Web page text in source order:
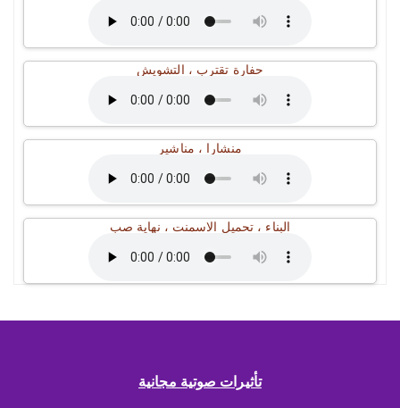
حفارة تقترب ، التشويش
منشارا ، مناشير
البناء ، تحميل الاسمنت ، نهاية صب
تأثيرات صوتية مجانية